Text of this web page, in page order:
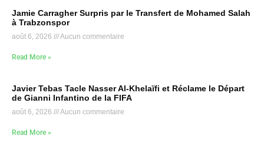
Jamie Carragher Surpris par le Transfert de Mohamed Salah
à Trabzonspor
août 6, 2026 Aucun commentaire
Read More »
Javier Tebas Tacle Nasser Al-Khelaïfi et Réclame le Départ
de Gianni Infantino de la FIFA
août 6, 2026 Aucun commentaire
Read More »